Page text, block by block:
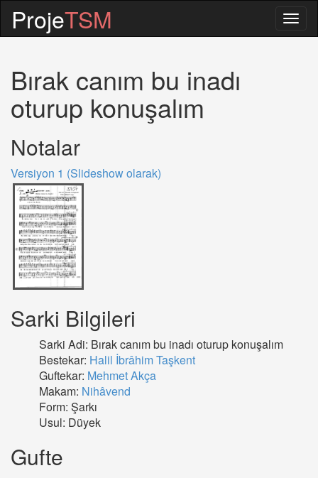
ProjeTSM
Bırak canım bu inadı
oturup konuşalım
Notalar
Versiyon 1 (Slideshow olarak)
Sarki Bilgileri
Sarki Adi: Bırak canım bu inadı oturup konuşalım
Bestekar: Halil İbrâhim Taşkent
Guftekar: Mehmet Akça
Makam: Nihâvend
Form: Şarkı
Usul: Düyek
Gufte